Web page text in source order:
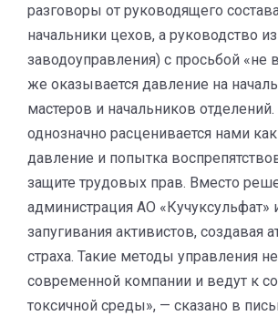
разговоры от руководящего
начальники цехов, а руководство из
заводоуправления) с просьбой «не
же оказывается давление на
мастеров и начальников
однозначно расценивается нами
давление и попытка
защите трудовых прав. Вместо
администрация АО «Кучуксульфат»
запугивания активистов, создавая
страха. Такие методы управления
современной компании и ведут к
токсичной среды», — сказано в